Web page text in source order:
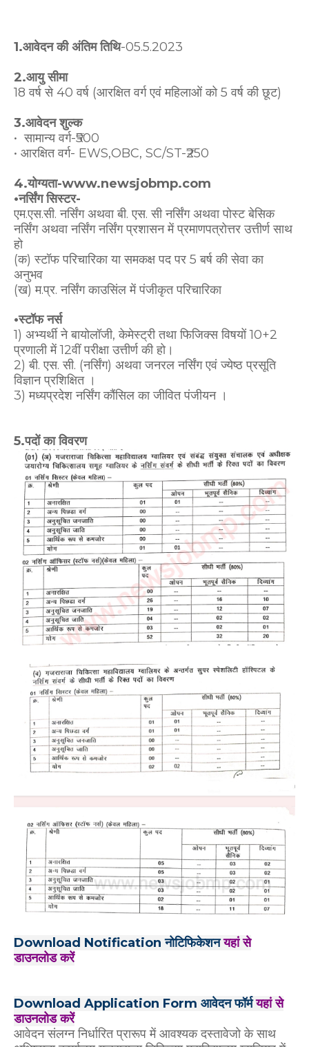
1.आवेदन की अंतिम तिथि-05.5.2023
2.आयु सीमा
18 वर्ष से 40 वर्ष (आरक्षित वर्ग एवं महिलाओं को 5 वर्ष की छूट)
3.आवेदन शुल्क
• सामान्य वर्ग-₹500
• आरक्षित वर्ग- EWS,OBC, SC/ST-₹250
4.योग्यता-www.newsjobmp.com
•नर्सिंग सिस्टर-
एम.एस.सी. नर्सिंग अथवा बी. एस. सी नर्सिंग अथवा पोस्ट बेसिक
नर्सिंग अथवा नर्सिंग नर्सिंग प्रशासन में प्रमाणपत्रोत्तर उत्तीर्ण साथ
हो
(क) स्टॉफ परिचारिका या समकक्ष पद पर 5 बर्ष की सेवा का
अनुभव
(ख) म.प्र. नर्सिंग काउसिंल में पंजीकृत परिचारिका
•स्टॉफ नर्स
1) अभ्यर्थी ने बायोलॉजी, केमेस्ट्री तथा फिजिक्स विषयों 10+2
प्रणाली में 12वीं परीक्षा उत्तीर्ण की हो।
2) बी. एस. सी. (नर्सिंग) अथवा जनरल नर्सिंग एवं ज्येष्ठ प्रसूति
विज्ञान प्रशिक्षित ।
3) मध्यप्रदेश नर्सिंग कौंसिल का जीवित पंजीयन ।
5.पदों का विवरण
Download Notification नोटिफिकेशनयहां से
डाउनलोड करें
Download Application Form आवेदन फॉर्मयहां से
डाउनलोड करें
आवेदन संलग्न निर्धारित प्रारूप में आवश्यक दस्तावेजो के साथ